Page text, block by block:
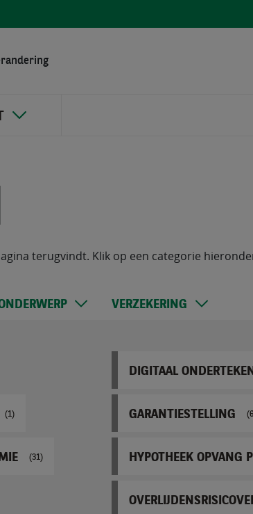
terugvindt. Klik op een categorie
(1)
(31)
VERZEKERING
DIGITAAL
GARANTIESTELLING
HYPOTHEEK OPVANG